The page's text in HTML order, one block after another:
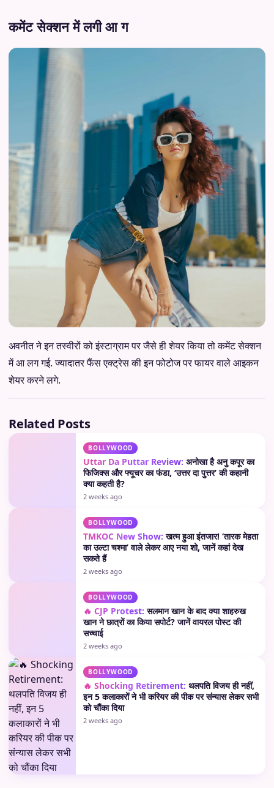
कमेंट सेक्शन में लगी आ ग
अवनीत ने इन तस्वीरों को इंस्टाग्राम पर जैसे ही शेयर किया तो कमेंट सेक्शन
में आ लग गई. ज्यादातर फैंस एक्ट्रेस की इन फोटोज पर फायर वाले आइकन
शेयर करने लगे.
Related Posts
BOLLYWOOD
Uttar Da Puttar Review: अनोखा है अनु कपूर का
फिजिक्स और फ्यूचर का फंडा, ‘उत्तर दा पुत्तर’ की कहानी
क्या कहती है?
2 weeks ago
BOLLYWOOD
TMKOC New Show: खत्म हुआ इंतजार! ‘तारक मेहता
का उल्टा चश्मा’ वाले लेकर आए नया शो, जानें कहां देख
सकते हैं
2 weeks ago
BOLLYWOOD
🔥 CJP Protest: सलमान खान के बाद क्या शाहरुख
खान ने छात्रों का किया सपोर्ट? जानें वायरल पोस्ट की
सच्चाई
2 weeks ago
BOLLYWOOD
🔥 Shocking Retirement: थलपति विजय ही नहीं,
इन 5 कलाकारों ने भी करियर की पीक पर संन्यास लेकर सभी
को चौंका दिया
2 weeks ago